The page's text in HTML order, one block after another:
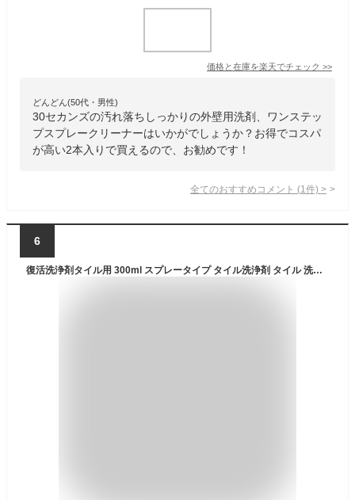
価格と在庫を楽天でチェック >>
どんどん(50代・男性)
30セカンズの汚れ落ちしっかりの外壁用洗剤、ワンステッ
プスプレークリーナーはいかがでしょうか？お得でコスパ
が高い2本入りで買えるので、お勧めです！
全てのおすすめコメント (1 件) >
6
復活洗浄剤タイル用 300ml スプレータイプ タイル洗浄剤 タイル 洗浄剤 外壁クリーナー 釉薬タイル専用 玄関ポーチ用 黒ずみ除去 業務用洗剤 塩素不使用 安全施工 シーリング材汚れ対応 強力洗浄 住宅用 簡単施工 汚れ落とし 酸性 人気 艶 ツヤ タイル 除去 洗浄液 ブリード